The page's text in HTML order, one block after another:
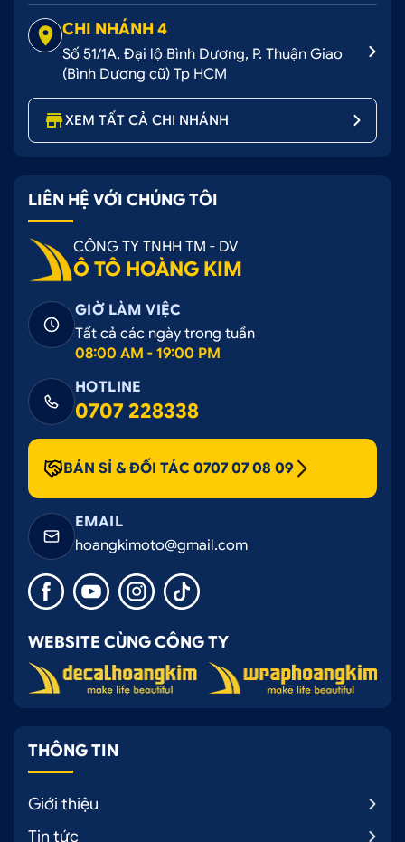
CHI NHÁNH 4
Số 51/1A, Đại lộ Bình Dương, P. Thuận Giao
(Bình Dương cũ) Tp HCM
XEM TẤT CẢ CHI NHÁNH
LIÊN HỆ VỚI CHÚNG TÔI
CÔNG TY TNHH TM - DV
Ô TÔ HOÀNG KIM
GIỜ LÀM VIỆC
Tất cả các ngày trong tuần
08:00 AM - 19:00 PM
HOTLINE
0707 228338
BÁN SỈ & ĐỐI TÁC 0707 07 08 09
EMAIL
hoangkimoto@gmail.com
WEBSITE CÙNG CÔNG TY
THÔNG TIN
Giới thiệu
Tin tức